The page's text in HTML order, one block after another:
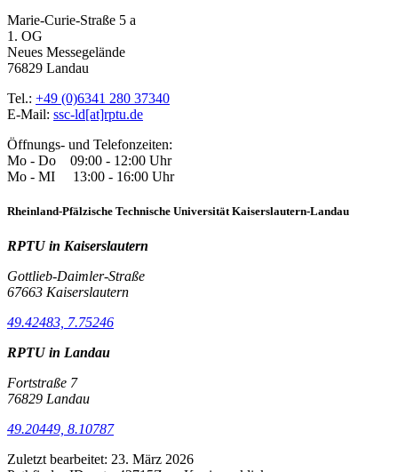
Marie-Curie-Straße 5 a
1. OG
Neues Messegelände
76829 Landau
Tel.: +49 (0)6341 280 37340
E-Mail: ssc-ld[at]rptu.de
Öffnungs- und Telefonzeiten:
Mo - Do 09:00 - 12:00 Uhr
Mo - MI 13:00 - 16:00 Uhr
Rheinland-Pfälzische Technische Universität Kaiserslautern-Landau
RPTU in Kaiserslautern
Gottlieb-Daimler-Straße
67663 Kaiserslautern
49.42483, 7.75246
RPTU in Landau
Fortstraße 7
76829 Landau
49.20449, 8.10787
Zuletzt bearbeitet: 23. März 2026